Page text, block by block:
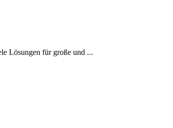
Lösungen für große und ...